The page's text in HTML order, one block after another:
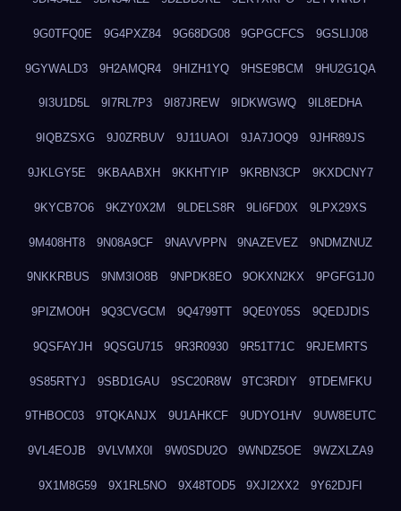
9G0TFQ0E 9G4PXZ84 9G68DG08 9GPGCFCS 9GSLIJ08
9GYWALD3 9H2AMQR4 9HIZH1YQ 9HSE9BCM 9HU2G1QA
9I3U1D5L 9I7RL7P3 9I87JREW 9IDKWGWQ 9IL8EDHA
9IQBZSXG 9J0ZRBUV 9J11UAOI 9JA7JOQ9 9JHR89JS
9JKLGY5E 9KBAABXH 9KKHTYIP 9KRBN3CP 9KXDCNY7
9KYCB7O6 9KZY0X2M 9LDELS8R 9LI6FD0X 9LPX29XS
9M408HT8 9N08A9CF 9NAVVPPN 9NAZEVEZ 9NDMZNUZ
9NKKRBUS 9NM3IO8B 9NPDK8EO 9OKXN2KX 9PGFG1J0
9PIZMO0H 9Q3CVGCM 9Q4799TT 9QE0Y05S 9QEDJDIS
9QSFAYJH 9QSGU715 9R3R0930 9R51T71C 9RJEMRTS
9S85RTYJ 9SBD1GAU 9SC20R8W 9TC3RDIY 9TDEMFKU
9THBOC03 9TQKANJX 9U1AHKCF 9UDYO1HV 9UW8EUTC
9VL4EOJB 9VLVMX0I 9W0SDU2O 9WNDZ5OE 9WZXLZA9
9X1M8G59 9X1RL5NO 9X48TOD5 9XJI2XX2 9Y62DJFI